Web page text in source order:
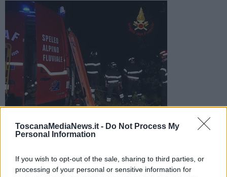
ToscanaMediaNews.it - Do Not Process My
Personal Information
If you wish to opt-out of the sale, sharing to third parties, or
processing of your personal or sensitive information for
L'uomo è stato recuperato dagli specialisti Saf dei vigili del
fuoco e poi trasferito dal 118 al policlinico senese delle Scotte